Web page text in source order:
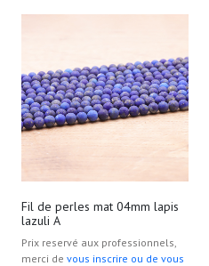
Fil de perles mat 04mm lapis
lazuli A
Prix reservé aux professionnels,
merci de vous inscrire ou de vous